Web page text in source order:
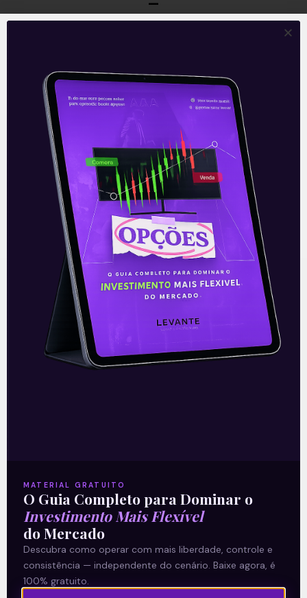
—
Acompanhe nossas Redes Sociais!
O conteúdo foi útil para você? Compartilhe!
Recomendado para
você
(Copom) encerrada na quarta-feira (5)
confirmou as expectativas quase
unânimes dos investidores e reduziu a taxa
Selic em
MATERIAL GRATUITO
O Guia Completo para Dominar o
Investimento Mais Flexível
do Mercado
Descubra como operar com mais liberdade, controle e
consistência — independente do cenário. Baixe agora, é
100% gratuito.